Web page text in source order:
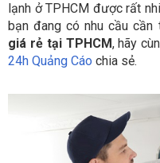
lạnh ở TPHCM được rất
bạn đang có nhu cầu cần
giá rẻ tại TPHCM, hãy
24h Quảng Cáo chia sẻ.